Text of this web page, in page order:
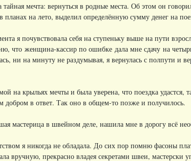
мечта: вернуться в родные места. Об этом он
планах на лето, выделил определённую сумму денег на
я почувствовала себя на ступеньку выше на пути
что женщина-кассир по ошибке дала мне сдачу на
ни на минуту не раздумывая, я вернулась с полпути
на крыльях мечты и была уверена, что поездка удастся,
добром в ответ. Так оно в общем-то позже и получилось.
мастерица в швейном деле, нашила мне в дорогу всё
я никогда не обладала. До сих пор помню фасоны
вручную, прекрасно владея секретами швеи,